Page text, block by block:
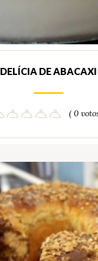
DELÍCIA DE ABACAXI
( 0